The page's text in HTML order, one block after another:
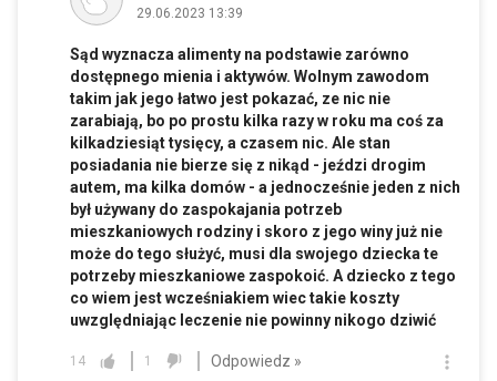
29.06.2023 13:39
Sąd wyznacza alimenty na podstawie zarówno
dostępnego mienia i aktywów. Wolnym zawodom
takim jak jego łatwo jest pokazać, ze nic nie
zarabiają, bo po prostu kilka razy w roku ma coś za
kilkadziesiąt tysięcy, a czasem nic. Ale stan
posiadania nie bierze się z nikąd - jeździ drogim
autem, ma kilka domów - a jednocześnie jeden z nich
był używany do zaspokajania potrzeb
mieszkaniowych rodziny i skoro z jego winy już nie
może do tego służyć, musi dla swojego dziecka te
potrzeby mieszkaniowe zaspokoić. A dziecko z tego
co wiem jest wcześniakiem wiec takie koszty
uwzględniając leczenie nie powinny nikogo dziwić
14 1 Odpowiedz »